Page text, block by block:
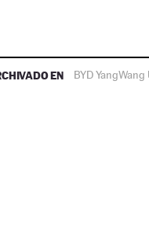
EN BYD YangWang